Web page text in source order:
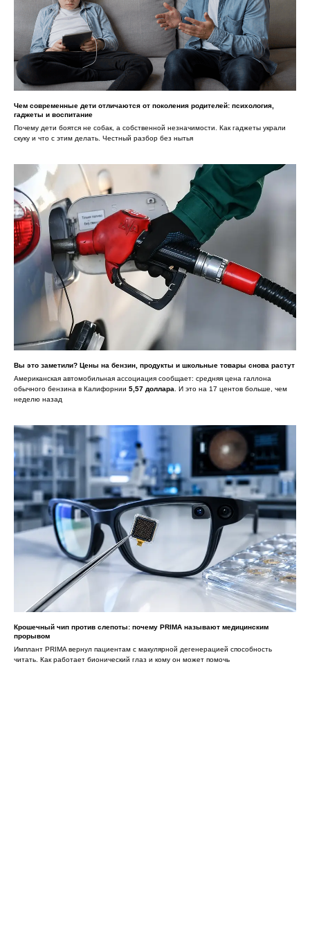
Чем современные дети отличаются от поколения родителей: психология,
гаджеты и воспитание
Почему дети боятся не собак, а собственной незначимости. Как гаджеты украли
скуку и что с этим делать. Честный разбор без нытья
Вы это заметили? Цены на бензин, продукты и школьные товары снова растут
Американская автомобильная ассоциация сообщает: средняя цена галлона
обычного бензина в Калифорнии 5,57 доллара. И это на 17 центов больше, чем
неделю назад
Крошечный чип против слепоты: почему PRIMA называют медицинским
прорывом
Имплант PRIMA вернул пациентам с макулярной дегенерацией способность
читать. Как работает бионический глаз и кому он может помочь